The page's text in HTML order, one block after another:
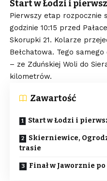
Start w Łodzi i
Pierwszy etap rozpocznie
godzinie 10:15 przed
Skorupki 21. Kolarze
Bełchatowa. Tego
– ze Zduńskiej Woli do
kilometrów.
Zawartość
Start w Łodzi i
Skierniewice,
trasie
Finał w Jaworznie